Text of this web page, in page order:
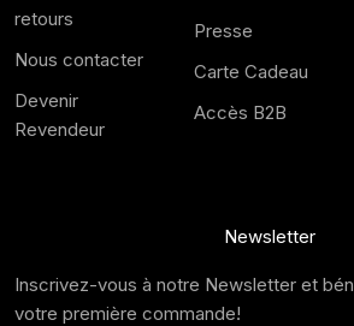
retours
Nous contacter
Devenir
Revendeur
Presse
Carte Cadeau
Accès B2B
Newsletter
Inscrivez-vous à notre Newsletter et
votre première commande!